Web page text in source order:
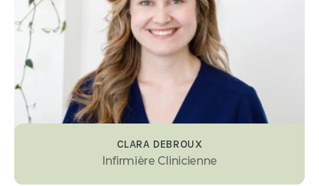
CLARA DEBROUX
Infirmière Clinicienne